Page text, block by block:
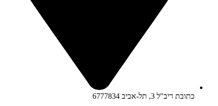
כתובת ריב"ל 3, תל-אביב 6777834